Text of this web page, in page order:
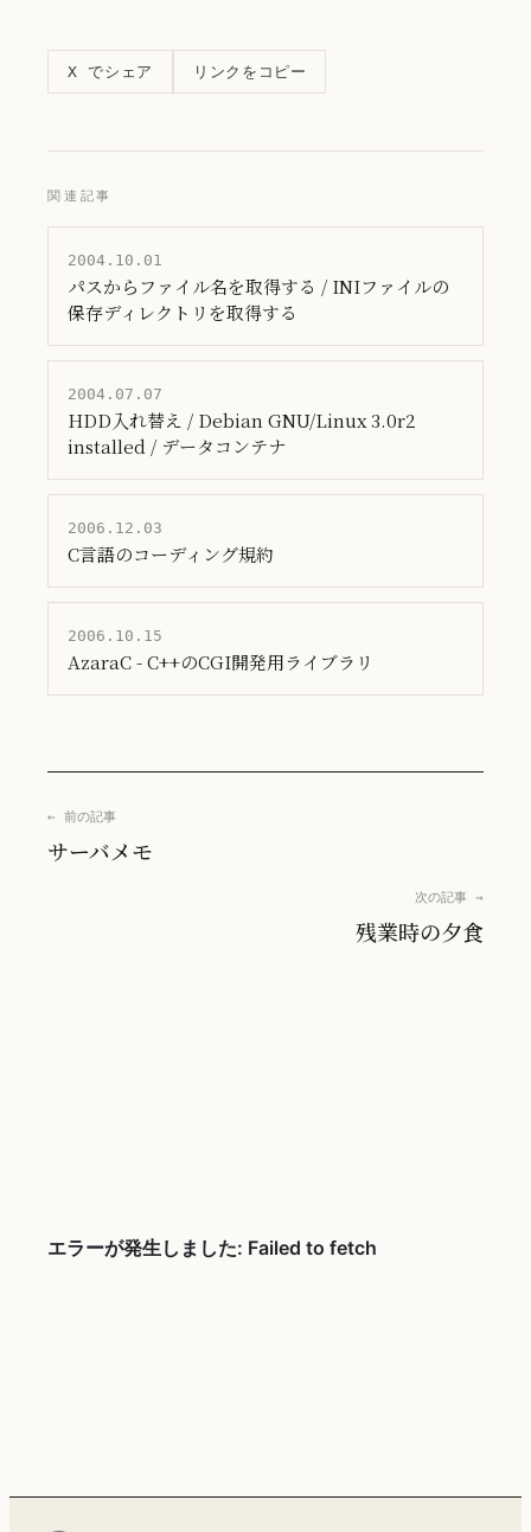
X でシェア リンクをコピー
関連記事
2004.10.01
パスからファイル名を取得する / INIファイルの
保存ディレクトリを取得する
2004.07.07
HDD入れ替え / Debian GNU/Linux 3.0r2
installed / データコンテナ
2006.12.03
C言語のコーディング規約
2006.10.15
AzaraC - C++のCGI開発用ライブラリ
← 前の記事
サーバメモ
次の記事 →
残業時の夕食